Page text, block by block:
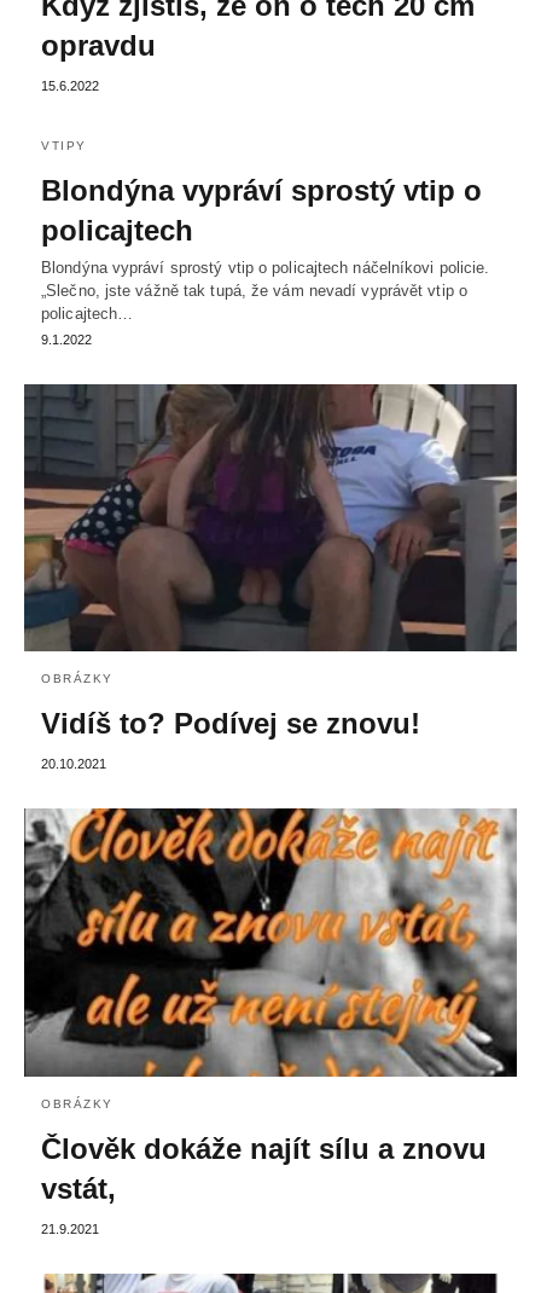
opravdu
15.6.2022
VTIPY
Blondýna vypráví sprostý vtip o
policajtech
Blondýna vypráví sprostý vtip o policajtech náčelníkovi policie.
„Slečno, jste vážně tak tupá, že vám nevadí vyprávět vtip o
policajtech…
9.1.2022
OBRÁZKY
Vidíš to? Podívej se znovu!
20.10.2021
OBRÁZKY
Člověk dokáže najít sílu a znovu
vstát,
21.9.2021